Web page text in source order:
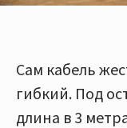
Сам кабель
гибкий. Под
длина в 3